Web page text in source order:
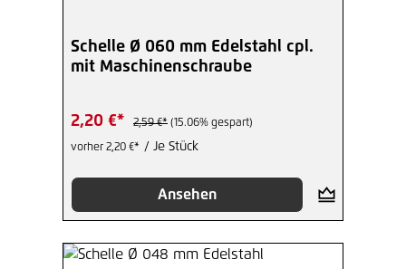
Schelle Ø 060 mm Edelstahl cpl.
mit Maschinenschraube
2,20 €* 2,59 €* (15.06% gespart)
vorher 2,20 €* / Je Stück
Ansehen